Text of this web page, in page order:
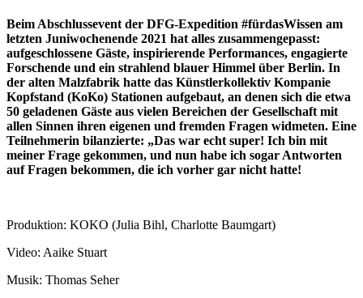
Beim Abschlussevent der DFG-Expedition #fürdasWissen am
letzten Juniwochenende 2021 hat alles zusammengepasst:
aufgeschlossene Gäste, inspirierende Performances, engagierte
Forschende und ein strahlend blauer Himmel über Berlin. In
der alten Malzfabrik hatte das Künstlerkollektiv Kompanie
Kopfstand (KoKo) Stationen aufgebaut, an denen sich die etwa
50 geladenen Gäste aus vielen Bereichen der Gesellschaft mit
allen Sinnen ihren eigenen und fremden Fragen widmeten. Eine
Teilnehmerin bilanzierte: „Das war echt super! Ich bin mit
meiner Frage gekommen, und nun habe ich sogar Antworten
auf Fragen bekommen, die ich vorher gar nicht hatte!
Produktion: KOKO (Julia Bihl, Charlotte Baumgart)
Video: Aaike Stuart
Musik: Thomas Seher